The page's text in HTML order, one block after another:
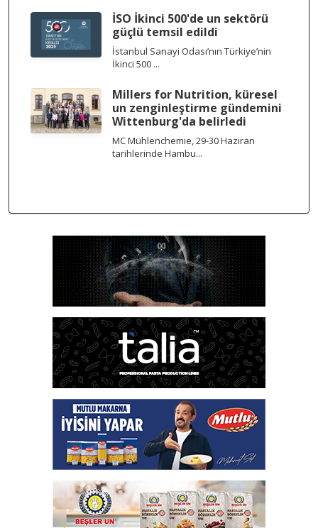
İSO İkinci 500'de un sektörü
güçlü temsil edildi
İstanbul Sanayi Odası’nın Türkiye’nin
İkinci 500 ...
Millers for Nutrition, küresel
un zenginleştirme gündemini
Wittenburg'da belirledi
MC Mühlenchemie, 29-30 Haziran
tarihlerinde Hambu...